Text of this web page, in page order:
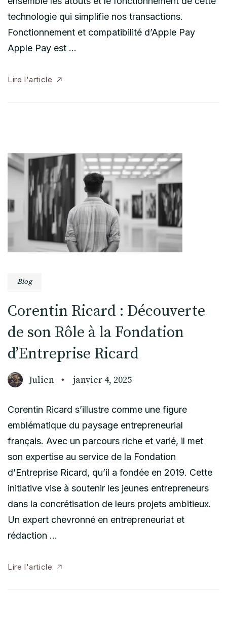
technologie qui simplifie nos transactions.
Fonctionnement et compatibilité d’Apple Pay
Apple Pay est …
Lire l'article
Blog
Corentin Ricard : Découverte
de son Rôle à la Fondation
d’Entreprise Ricard
Julien janvier 4, 2025
Corentin Ricard s’illustre comme une figure
emblématique du paysage entrepreneurial
français. Avec un parcours riche et varié, il met
son expertise au service de la Fondation
d’Entreprise Ricard, qu’il a fondée en 2019. Cette
initiative vise à soutenir les jeunes entrepreneurs
dans la concrétisation de leurs projets ambitieux.
Un expert chevronné en entrepreneuriat et
rédaction …
Lire l'article